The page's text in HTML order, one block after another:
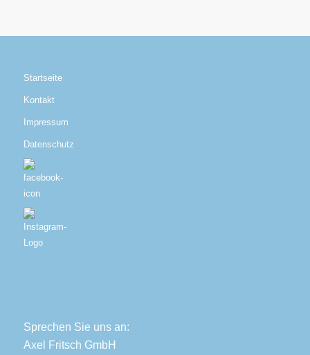
Startseite
Kontakt
Impressum
Datenschutz
Sprechen Sie uns an:
Axel Fritsch GmbH